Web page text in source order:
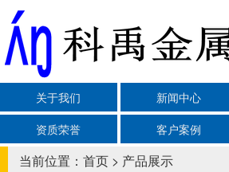
关于我们 新闻中心
资质荣誉
客户案例
当前位置： 首页 > 产品展示